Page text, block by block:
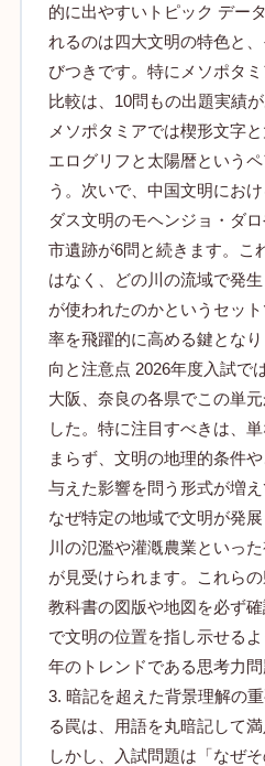
的に出やすいトピック デー
れるのは四大文明の特色と
びつきです。特にメソポタ
比較は、10問もの出題実績
メソポタミアでは楔形文字
エログリフと太陽暦という
う。次いで、中国文明にお
ダス文明のモヘンジョ・ダ
市遺跡が6問と続きます。こ
はなく、どの川の流域で発
が使われたのかというセッ
率を飛躍的に高める鍵とな
向と注意点 2026年度入試で
大阪、奈良の各県でこの単
した。特に注目すべきは、
まらず、文明の地理的条件
与えた影響を問う形式が増え
なぜ特定の地域で文明が発
川の氾濫や灌漑農業といっ
が見受けられます。これら
教科書の図版や地図を必ず
で文明の位置を指し示せる
年のトレンドである思考力問
3. 暗記を超えた背景理解の
る罠は、用語を丸暗記して
しかし、入試問題は「なぜ